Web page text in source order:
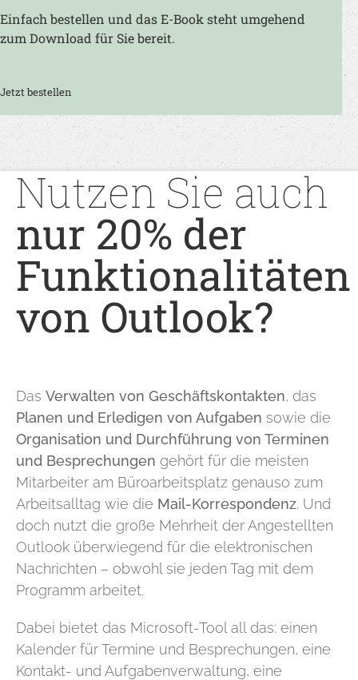
Einfach bestellen und das E-Book steht umgehend
zum Download für Sie bereit.
Jetzt bestellen
Nutzen Sie auch
nur 20% der
Funktionalitäten
von Outlook?
Das Verwalten von Geschäftskontakten, das
Planen und Erledigen von Aufgaben sowie die
Organisation und Durchführung von Terminen
und Besprechungen gehört für die meisten
Mitarbeiter am Büroarbeitsplatz genauso zum
Arbeitsalltag wie die Mail-Korrespondenz. Und
doch nutzt die große Mehrheit der Angestellten
Outlook überwiegend für die elektronischen
Nachrichten – obwohl sie jeden Tag mit dem
Programm arbeitet.
Dabei bietet das Microsoft-Tool all das: einen
Kalender für Termine und Besprechungen, eine
Kontakt- und Aufgabenverwaltung, eine